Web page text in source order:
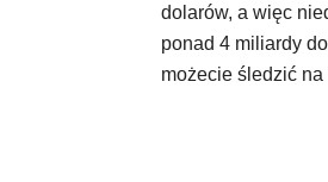
dolarów, a więc
ponad 4 miliardy
możecie śledzić